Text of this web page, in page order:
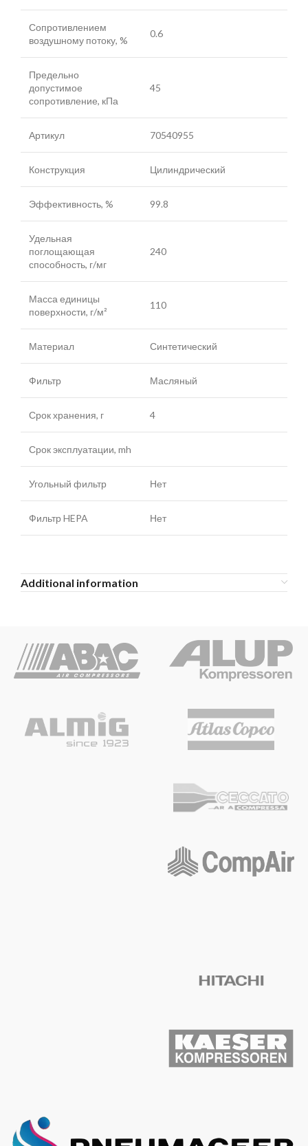
Сопротивлением
воздушному потоку, %
0.6
Предельно
допустимое
сопротивление, кПа
45
Артикул 70540955
Конструкция Цилиндрический
Эффективность, % 99.8
Удельная
поглощающая
способность, г/мг
240
Масса единицы
поверхности, г/м²
110
Материал Синтетический
Фильтр Масляный
Срок хранения, г 4
Срок эксплуатации, mh
Угольный фильтр Нет
Фильтр HEPA Нет
Additional information